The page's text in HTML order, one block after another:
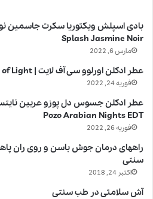
Splash Jasmine Noir
مارس 6, 2022
عطر ادکلن اورلوو سی آف لایت | Orlov Paris Sea of Light
فوریه 24, 2022
Pozo Arabian Nights EDT
فوریه 26, 2022
راههای درمان جوش باسن و روی ران
سنتی
اکتبر 24, 2018
آش سلامتی در طب سنتی